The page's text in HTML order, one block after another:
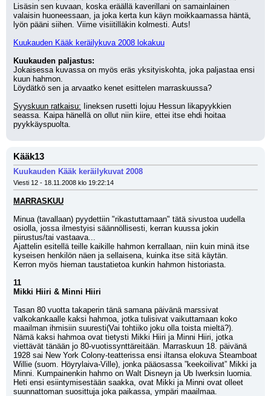
Lisäsin sen kuvaan, koska eräällä kaverillani on samainlainen
valaisin huoneessaan, ja joka kerta kun käyn moikkaamassa häntä,
lyön pääni siihen. Viime visiitilläkin kolmesti. Auts!
Kuukauden Kääk keräilykuva 2008 lokakuu
Kuukauden paljastus:
Jokaisessa kuvassa on myös eräs yksityiskohta, joka paljastaa ensi
kuun hahmon.
Löydätkö sen ja arvaatko kenet esittelen marraskuussa?
Syyskuun ratkaisu: Iineksen rusetti lojuu Hessun likapyykkien
seassa. Kaipa hänellä on ollut niin kiire, ettei itse ehdi hoitaa
pyykkäyspuolta.
Kääk13
Kuukauden Kääk keräilykuvat 2008
Viesti 12 - 18.11.2008 klo 19:22:14
MARRASKUU
Minua (tavallaan) pyydettiin "rikastuttamaan" tätä sivustoa uudella
osiolla, jossa ilmestyisi säännöllisesti, kerran kuussa jokin
piirustus/tai vastaava...
Ajattelin esitellä teille kaikille hahmon kerrallaan, niin kuin minä itse
kyseisen henkilön näen ja sellaisena, kuinka itse sitä käytän.
Kerron myös hieman taustatietoa kunkin hahmon historiasta.
11
Mikki Hiiri & Minni Hiiri
Tasan 80 vuotta takaperin tänä samana päivänä marssivat
valkokankaalle kaksi hahmoa, jotka tulisivat vaikuttamaan koko
maailman ihmisiin suuresti(Vai tohtiiko joku olla toista mieltä?).
Nämä kaksi hahmoa ovat tietysti Mikki Hiiri ja Minni Hiiri, jotka
viettävät tänään jo 80-vuotissynttäreitään. Marraskuun 18. päivänä
1928 sai New York Colony-teatterissa ensi iltansa elokuva Steamboat
Willie (suom. Höyrylaiva-Ville), jonka pääosassa ”keekoilivat” Mikki ja
Minni. Kumpainenkin hahmo on Walt Disneyn ja Ub Iwerksin luomia.
Heti ensi esiintymisestään saakka, ovat Mikki ja Minni ovat olleet
suunnattoman suosittuja joka paikassa, ympäri maailmaa.